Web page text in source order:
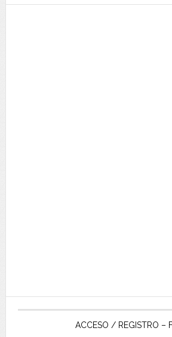
ACCESO / REGISTRO –